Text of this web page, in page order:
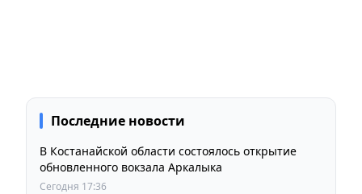
Последние новости
В Костанайской области состоялось открытие
обновленного вокзала Аркалыка
Сегодня 17:36